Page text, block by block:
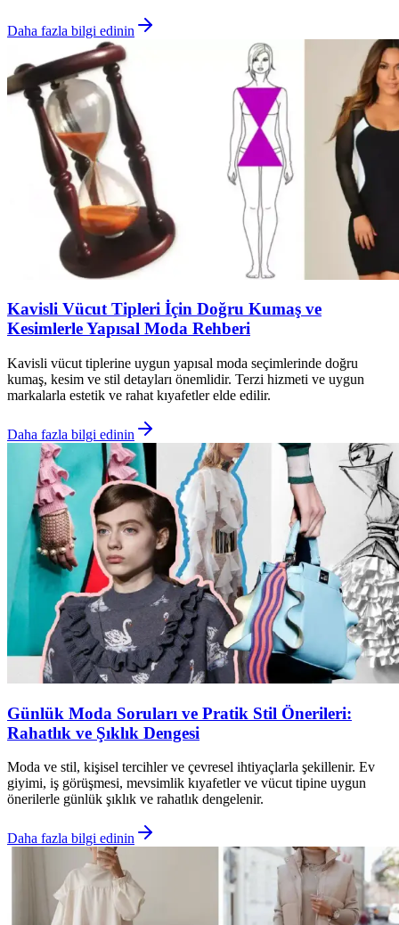
Daha fazla bilgi edinin
Kavisli Vücut Tipleri İçin Doğru Kumaş ve
Kesimlerle Yapısal Moda Rehberi
Kavisli vücut tiplerine uygun yapısal moda seçimlerinde doğru
kumaş, kesim ve stil detayları önemlidir. Terzi hizmeti ve uygun
markalarla estetik ve rahat kıyafetler elde edilir.
Daha fazla bilgi edinin
Günlük Moda Soruları ve Pratik Stil Önerileri:
Rahatlık ve Şıklık Dengesi
Moda ve stil, kişisel tercihler ve çevresel ihtiyaçlarla şekillenir. Ev
giyimi, iş görüşmesi, mevsimlik kıyafetler ve vücut tipine uygun
önerilerle günlük şıklık ve rahatlık dengelenir.
Daha fazla bilgi edinin